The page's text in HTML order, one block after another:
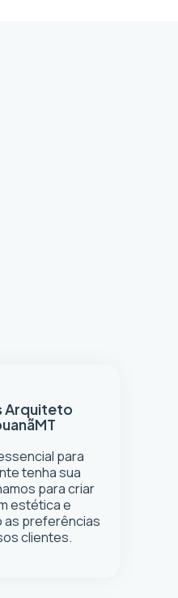
Arquiteto
MT
para
tenha sua
para criar
estética e
as preferências
clientes.